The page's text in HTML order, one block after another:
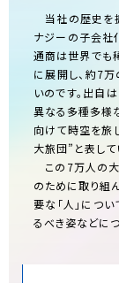
当社の歴史を
ナジーの子会社
通商は世界でも
に展開し、約7
いのです。出自
異なる多種多様
向けて時空を旅
大旅団”と表して
この7万人の大
のために取り組
要な「人」につ
るべき姿などに